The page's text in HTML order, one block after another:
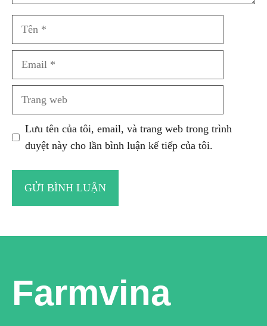
Tên
Email
Trang
Lưu tên của tôi, email, và trang web trong trình
duyệt này cho lần bình luận kế tiếp của tôi.
Farmvina